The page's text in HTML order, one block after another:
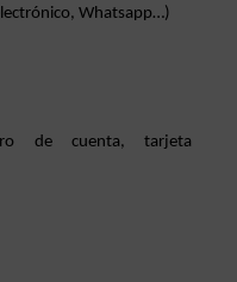
Whatsapp…)
de cuenta, tarjeta